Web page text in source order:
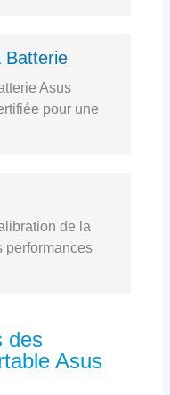
Batterie
Asus
pour une
de la
performances
des
Asus